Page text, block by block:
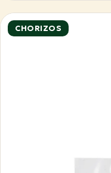
CHORIZOS